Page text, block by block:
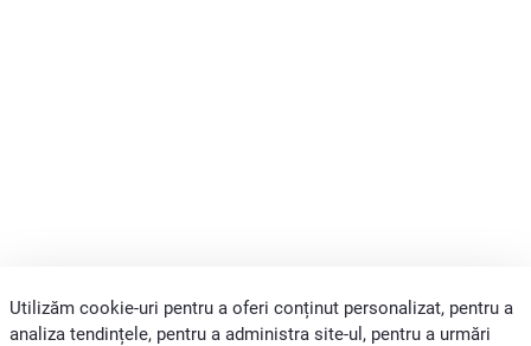
Utilizăm cookie-uri pentru a oferi conținut personalizat, pentru a
analiza tendințele, pentru a administra site-ul, pentru a urmări